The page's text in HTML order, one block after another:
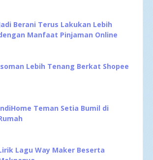
Berani Terus Lakukan Lebih
Manfaat Pinjaman Online
Lebih Tenang Berkat Shopee
Teman Setia Bumil di
Lagu Way Maker Beserta